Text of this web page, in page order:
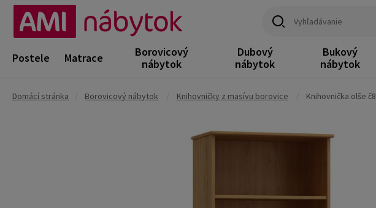
Postele Matrace
Borovicový
nábytok
Dubový
nábytok
Bukový
nábytok
Domácí stránka Borovicový nábytok Knihovničky z masívu borovice Knihovnička olše č8